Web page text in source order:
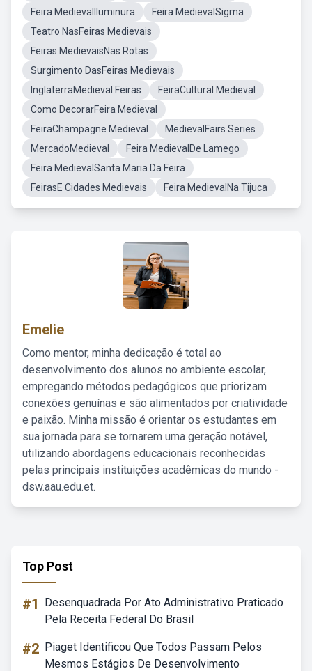
Feira MedievalIluminura
Feira MedievalSigma
Teatro NasFeiras Medievais
Feiras MedievaisNas Rotas
Surgimento DasFeiras Medievais
InglaterraMedieval Feiras
FeiraCultural Medieval
Como DecorarFeira Medieval
FeiraChampagne Medieval
MedievalFairs Series
MercadoMedieval
Feira MedievalDe Lamego
Feira MedievalSanta Maria Da Feira
FeirasE Cidades Medievais
Feira MedievalNa Tijuca
Emelie
Como mentor, minha dedicação é total ao
desenvolvimento dos alunos no ambiente escolar,
empregando métodos pedagógicos que priorizam
conexões genuínas e são alimentados por criatividade
e paixão. Minha missão é orientar os estudantes em
sua jornada para se tornarem uma geração notável,
utilizando abordagens educacionais reconhecidas
pelas principais instituições acadêmicas do mundo -
dsw.aau.edu.et.
Top Post
#1
Desenquadrada Por Ato Administrativo Praticado
Pela Receita Federal Do Brasil
#2 Piaget Identificou Que Todos Passam Pelos
Mesmos Estágios De Desenvolvimento